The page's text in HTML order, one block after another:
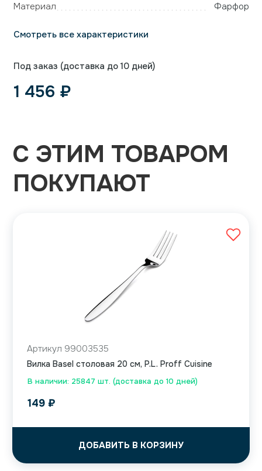
Материал
Фарфор
Смотреть все характеристики
Под заказ (доставка до 10 дней)
1 456 ₽
С ЭТИМ ТОВАРОМ
ПОКУПАЮТ
В наличии: 25847 шт. (доставка до 10 дней)
Артикул 99003535
Вилка Basel столовая 20 см, P.L. Proff Cuisine
149 ₽
ДОБАВИТЬ В КОРЗИНУ